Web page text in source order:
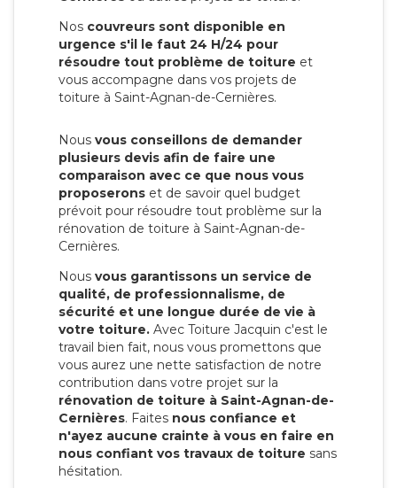
Nos couvreurs sont disponible en
urgence s'il le faut 24 H/24 pour
résoudre tout problème de toiture et
vous accompagne dans vos projets de
toiture à Saint-Agnan-de-Cernières.
Nous vous conseillons de demander
plusieurs devis afin de faire une
comparaison avec ce que nous vous
proposerons et de savoir quel budget
prévoit pour résoudre tout problème sur la
rénovation de toiture à Saint-Agnan-de-
Cernières.
Nous vous garantissons un service de
qualité, de professionnalisme, de
sécurité et une longue durée de vie à
votre toiture. Avec Toiture Jacquin c'est le
travail bien fait, nous vous promettons que
vous aurez une nette satisfaction de notre
contribution dans votre projet sur la
rénovation de toiture à Saint-Agnan-de-
Cernières. Faites nous confiance et
n'ayez aucune crainte à vous en faire en
nous confiant vos travaux de toiture sans
hésitation.